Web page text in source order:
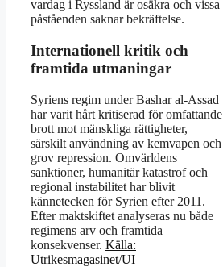
vardag i Ryssland är osäkra och vissa
påståenden saknar bekräftelse.
Internationell kritik och
framtida utmaningar
Syriens regim under Bashar al-Assad
har varit hårt kritiserad för omfattande
brott mot mänskliga rättigheter,
särskilt användning av kemvapen och
grov repression. Omvärldens
sanktioner, humanitär katastrof och
regional instabilitet har blivit
kännetecken för Syrien efter 2011.
Efter maktskiftet analyseras nu både
regimens arv och framtida
konsekvenser. Källa:
Utrikesmagasinet/UI